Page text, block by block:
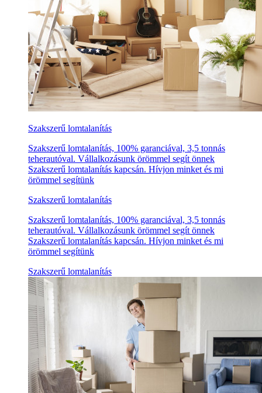
Szakszerű lomtalanítás
Szakszerű lomtalanítás, 100% garanciával, 3,5 tonnás
teherautóval. Vállalkozásunk örömmel segít önnek
Szakszerű lomtalanítás kapcsán. Hívjon minket és mi
örömmel segítünk
Szakszerű lomtalanítás
Szakszerű lomtalanítás, 100% garanciával, 3,5 tonnás
teherautóval. Vállalkozásunk örömmel segít önnek
Szakszerű lomtalanítás kapcsán. Hívjon minket és mi
örömmel segítünk
Szakszerű lomtalanítás